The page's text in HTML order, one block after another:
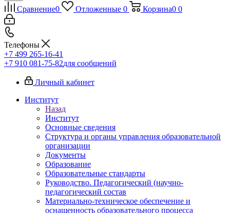
Сравнение0 Отложенные 0 Корзина0 0
Телефоны
+7 499 265-16-41
+7 910 081-75-82для сообщений
Личный кабинет
Институт
Назад
Институт
Основные сведения
Структура и органы управления образовательной
организации
Документы
Образование
Образовательные стандарты
Руководство. Педагогический (научно-
педагогический состав
Материально-техническое обеспечение и
оснащенность образовательного процесса